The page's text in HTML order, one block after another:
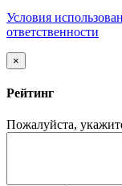
Условия
ответственности
×
Рейтинг
Пожалуйста,